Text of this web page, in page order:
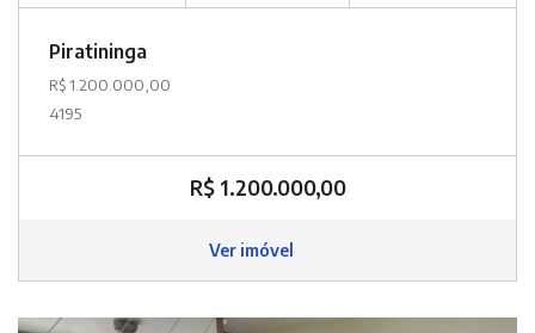
Piratininga
R$ 1.200.000,00
4195
R$ 1.200.000,00
Ver imóvel